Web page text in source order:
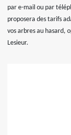
par e-mail ou par
proposera des tarifs
vos arbres au hasard,
Lesieur.